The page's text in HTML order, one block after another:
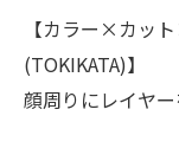
【カラー×カッ
(TOKIKATA)】
顔周りにレイヤ